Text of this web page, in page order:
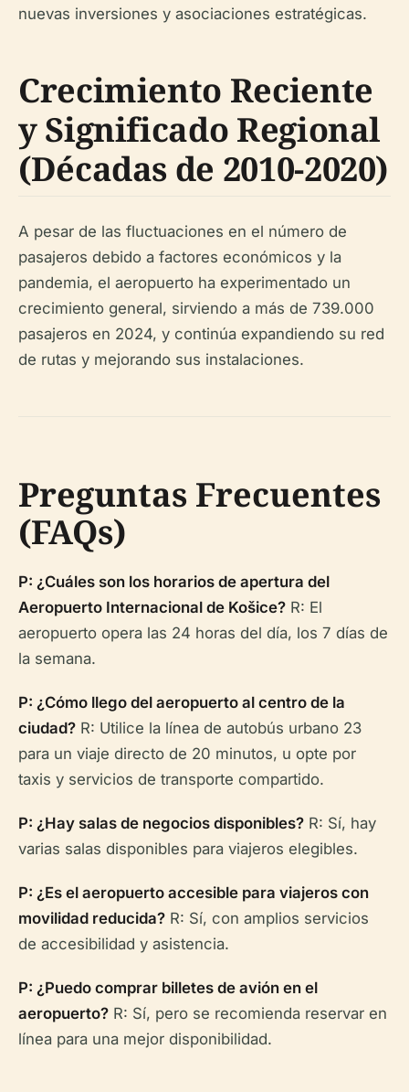
nuevas inversiones y asociaciones estratégicas.
Crecimiento Reciente
y Significado Regional
(Décadas de 2010-2020)
A pesar de las fluctuaciones en el número de
pasajeros debido a factores económicos y la
pandemia, el aeropuerto ha experimentado un
crecimiento general, sirviendo a más de 739.000
pasajeros en 2024, y continúa expandiendo su red
de rutas y mejorando sus instalaciones.
Preguntas Frecuentes
(FAQs)
P: ¿Cuáles son los horarios de apertura del
Aeropuerto Internacional de Košice? R: El
aeropuerto opera las 24 horas del día, los 7 días de
la semana.
P: ¿Cómo llego del aeropuerto al centro de la
ciudad? R: Utilice la línea de autobús urbano 23
para un viaje directo de 20 minutos, u opte por
taxis y servicios de transporte compartido.
P: ¿Hay salas de negocios disponibles? R: Sí, hay
varias salas disponibles para viajeros elegibles.
P: ¿Es el aeropuerto accesible para viajeros con
movilidad reducida? R: Sí, con amplios servicios
de accesibilidad y asistencia.
P: ¿Puedo comprar billetes de avión en el
aeropuerto? R: Sí, pero se recomienda reservar en
línea para una mejor disponibilidad.